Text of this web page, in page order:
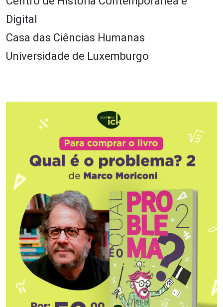
Digital
Casa das Ciências Humanas
Universidade de Luxemburgo